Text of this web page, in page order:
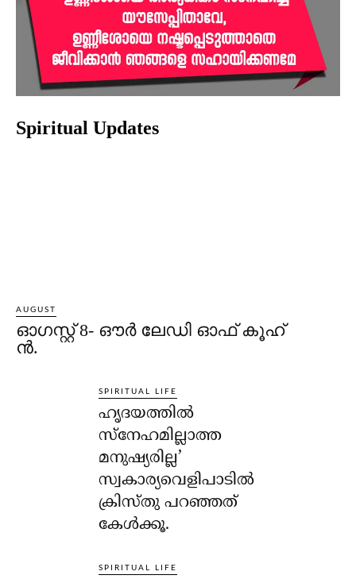
Spiritual Updates
AUGUST
ഓഗസ്റ്റ് 8- ഔര്‍ ലേഡി ഓഫ് കൂഹ്
ന്‍.
SPIRITUAL LIFE
ഹൃദയത്തില്‍
സ്‌നേഹമില്ലാത്ത
മനുഷ്യരില്ല’
സ്വകാര്യവെളിപാടില്‍
ക്രിസ്തു പറഞ്ഞത്
കേള്‍ക്കൂ.
SPIRITUAL LIFE